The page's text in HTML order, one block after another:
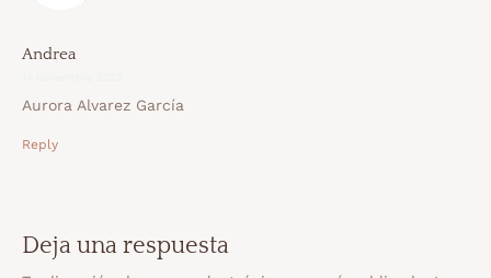
Andrea
Aurora Alvarez García
Reply
Deja una respuesta